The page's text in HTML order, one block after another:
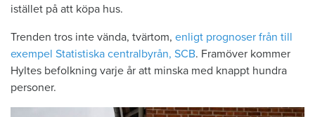
istället på att köpa hus.
Trenden tros inte vända, tvärtom, enligt prognoser från till
exempel Statistiska centralbyrån, SCB. Framöver kommer
Hyltes befolkning varje år att minska med knappt hundra
personer.